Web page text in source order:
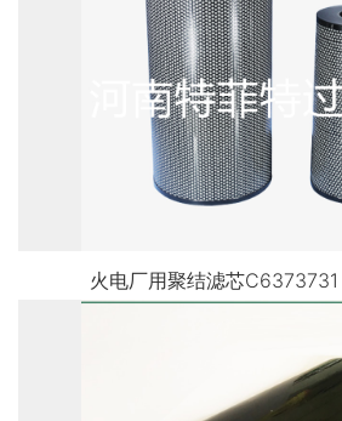
火电厂用聚结滤芯